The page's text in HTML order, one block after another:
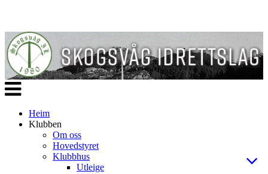
Veksle
navigasjon
Heim
Klubben
Om oss
Hovedstyret
Klubbhus
Utleige